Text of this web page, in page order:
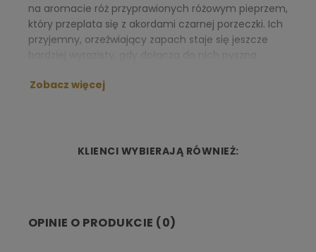
na aromacie róż przyprawionych różowym pieprzem,
który przeplata się z akordami czarnej porzeczki. Ich
przyjemny, orzeźwiający zapach staje się jeszcze
bardziej wyrazisty, gdy dołącza do nich pyszna
tonami. Nuty głębi, oparte na ciepłej wanilii i
Zobacz więcej
KLIENCI WYBIERAJĄ RÓWNIEŻ:
OPINIE O PRODUKCIE (0)